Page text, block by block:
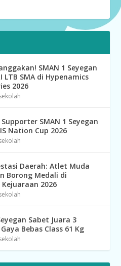
SMAN 1 Seyegan
LTB SMA di Hypenamics
2026
SMAN 1 Seyegan
Nation Cup 2026
Daerah: Atlet Muda
Borong Medali di
2026
Sabet Juara 3
Bebas Class 61 Kg